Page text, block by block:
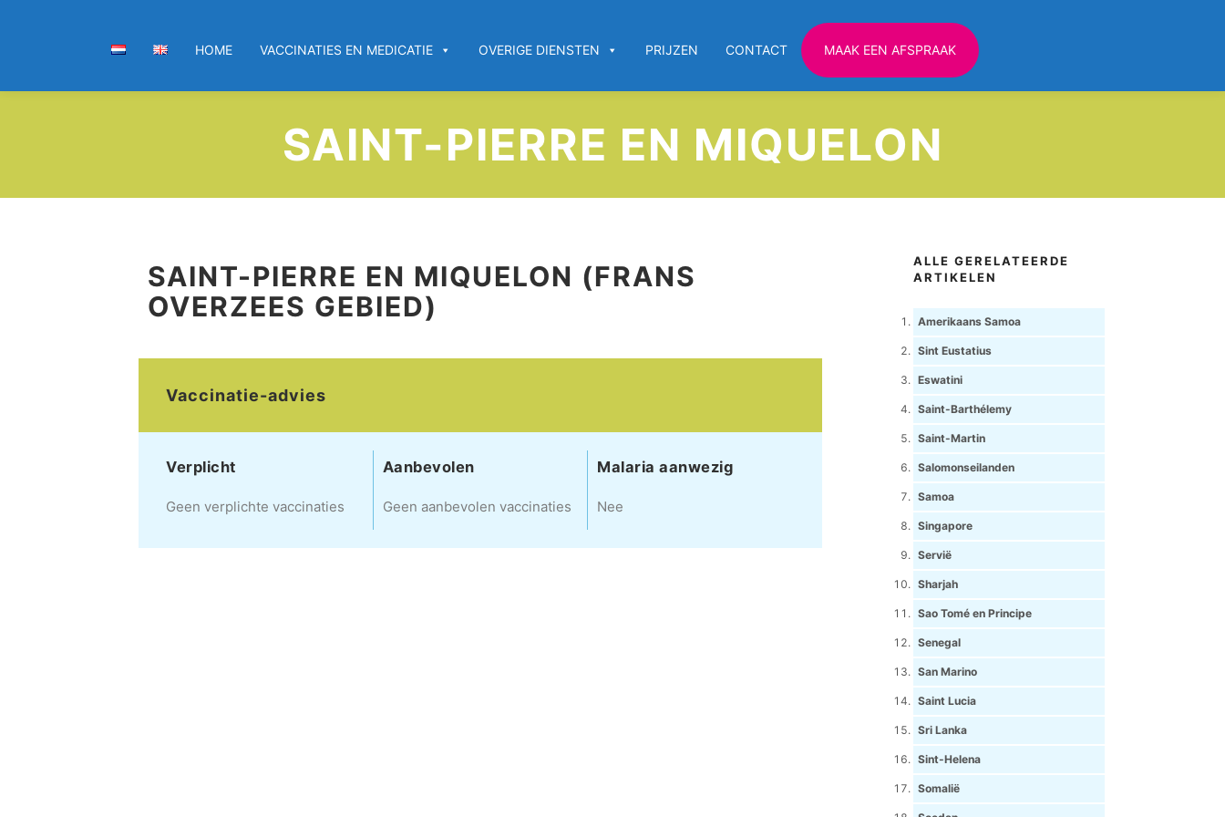
HOME VACCINATIES EN MEDICATIE OVERIGE DIENSTEN PRIJZEN CONTACT MAAK EEN AFSPRAAK
SAINT-PIERRE EN MIQUELON
SAINT-PIERRE EN MIQUELON (FRANS
OVERZEES GEBIED)
Vaccinatie-advies
Verplicht
Geen verplichte vaccinaties
Aanbevolen
Geen aanbevolen vaccinaties
Malaria aanwezig
Nee
ALLE GERELATEERDE
ARTIKELEN
Amerikaans Samoa
Sint Eustatius
Eswatini
Saint-Barthélemy
Saint-Martin
Salomonseilanden
Samoa
Singapore
Servië
Sharjah
Sao Tomé en Principe
Senegal
San Marino
Saint Lucia
Sri Lanka
Sint-Helena
Somalië